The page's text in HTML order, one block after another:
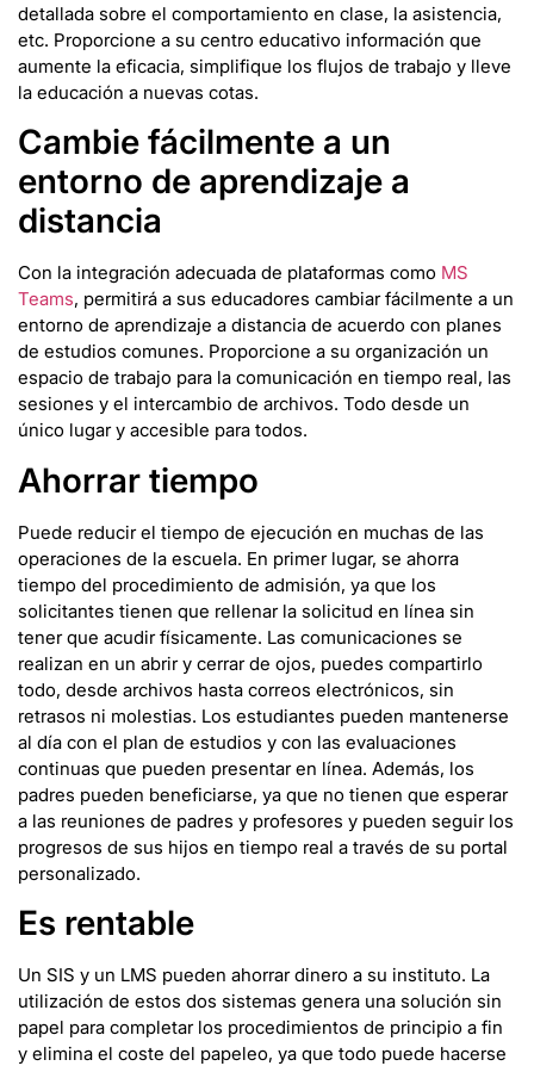
detallada sobre el comportamiento en clase, la asistencia,
etc. Proporcione a su centro educativo información que
aumente la eficacia, simplifique los flujos de trabajo y lleve
la educación a nuevas cotas.
Cambie fácilmente a un
entorno de aprendizaje a
distancia
Con la integración adecuada de plataformas como MS
Teams, permitirá a sus educadores cambiar fácilmente a un
entorno de aprendizaje a distancia de acuerdo con planes
de estudios comunes. Proporcione a su organización un
espacio de trabajo para la comunicación en tiempo real, las
sesiones y el intercambio de archivos. Todo desde un
único lugar y accesible para todos.
Ahorrar tiempo
Puede reducir el tiempo de ejecución en muchas de las
operaciones de la escuela. En primer lugar, se ahorra
tiempo del procedimiento de admisión, ya que los
solicitantes tienen que rellenar la solicitud en línea sin
tener que acudir físicamente. Las comunicaciones se
realizan en un abrir y cerrar de ojos, puedes compartirlo
todo, desde archivos hasta correos electrónicos, sin
retrasos ni molestias. Los estudiantes pueden mantenerse
al día con el plan de estudios y con las evaluaciones
continuas que pueden presentar en línea. Además, los
padres pueden beneficiarse, ya que no tienen que esperar
a las reuniones de padres y profesores y pueden seguir los
progresos de sus hijos en tiempo real a través de su portal
personalizado.
Es rentable
Un SIS y un LMS pueden ahorrar dinero a su instituto. La
utilización de estos dos sistemas genera una solución sin
papel para completar los procedimientos de principio a fin
y elimina el coste del papeleo, ya que todo puede hacerse